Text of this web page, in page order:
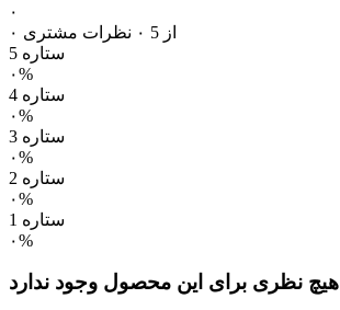
۰
۰ از 5
۰ نظرات مشتری
5 ستاره
۰%
4 ستاره
۰%
3 ستاره
۰%
2 ستاره
۰%
1 ستاره
۰%
هیچ نظری برای این محصول وجود ندارد